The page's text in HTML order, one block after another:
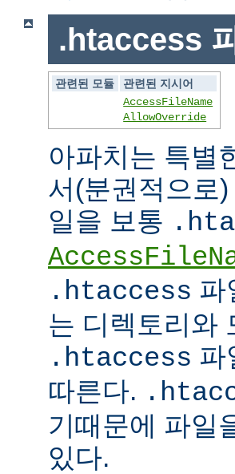
.htaccess
관련된 모듈
관련된 지시어
AccessFileName
AllowOverride
아파치는 특별
서(분권적으로
일을 보통
.htaccess 파
는 디렉토리와
.htaccess 파
따른다.
기때문에 파일
있다.